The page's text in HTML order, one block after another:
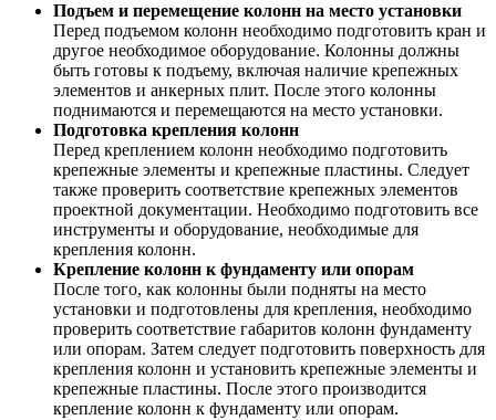
Подъем и перемещение колонн на место установки
Перед подъемом колонн необходимо подготовить кран и
другое необходимое оборудование. Колонны должны
быть готовы к подъему, включая наличие крепежных
элементов и анкерных плит. После этого колонны
поднимаются и перемещаются на место установки.
Подготовка крепления колонн
Перед креплением колонн необходимо подготовить
крепежные элементы и крепежные пластины. Следует
также проверить соответствие крепежных элементов
проектной документации. Необходимо подготовить все
инструменты и оборудование, необходимые для
крепления колонн.
Крепление колонн к фундаменту или опорам
После того, как колонны были подняты на место
установки и подготовлены для крепления, необходимо
проверить соответствие габаритов колонн фундаменту
или опорам. Затем следует подготовить поверхность для
крепления колонн и установить крепежные элементы и
крепежные пластины. После этого производится
крепление колонн к фундаменту или опорам.